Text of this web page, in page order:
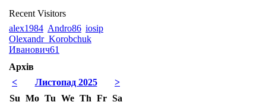
Recent Visitors
alex1984 Andro86 iosip
Olexandr_Korobchuk
Иванович61
Архів
<
>
Листопад 2025
Su Mo Tu We Th Fr Sa